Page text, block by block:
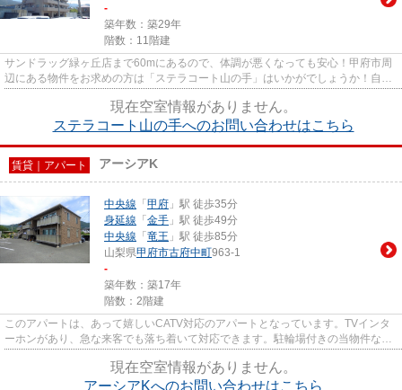
-
築年数：築29年
階数：11階建
サンドラッグ緑ヶ丘店まで60mにあるので、体調が悪くなっても安心！甲府市周
辺にある物件をお求めの方は「ステラコート山の手」はいかがでしょうか！自走
現在空室情報がありません。
ステラコート山の手へのお問い合わせはこちら
賃貸｜アパート アーシアK
中央線 「 甲府 」駅 徒歩35分
身延線 「 金手 」駅 徒歩49分
中央線 「 竜王 」駅 徒歩85分
山梨県甲府市古府中町963-1
-
築年数：築17年
階数：2階建
このアパートは、あって嬉しいCATV対応のアパートとなっています。TVインタ
ーホンがあり、急な来客でも落ち着いて対応できます。駐輪場付きの当物件なら
現在空室情報がありません。
アーシアKへのお問い合わせはこちら